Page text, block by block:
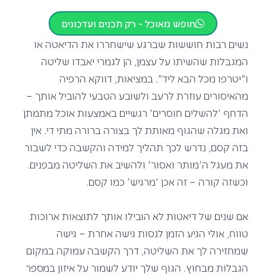
חופש מאוכל - רק תכנים ועדכונים
נשים רבות חוששות שברגע שישחררו את הדיאטה או
המגבלות שהשיתו על עצמן, הן לגמרי יאבדו שליטה
ו"יטרפו מכל הבא ליד". במציאות, דווקא הרפיה
מהאיסורים עוזרת לרעב ולשובע הטבעי להוביל אותך –
הדחף 'להשלים חוסרים' רגשיים באמצעות אוכל מתמתן
ואת מגלה שהגוף מאותת לך בצורה ברורה מתי די. אין
בזה קסם, נדרש לכך תהליך למידה והקשבה כדי לשבור
את מעגל ה'מותר ואסור' ולהשיב את השליטה מבפנים.
וכשזה קורה – זה אכן 'מרגיש' כמו קסם.
אם שנים של דיאטות לא הובילו אותך לתוצאות ארוכות
טווח, אולי הגיע הזמן לנסות גישה אחרת – גישה
שמחזירה לך את השליטה, דרך הקשבה עמוקה במקום
הגבלות מבחוץ. הגוף שלך יודע לשמור על איזון במספר